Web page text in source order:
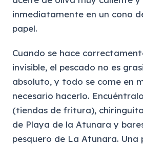
inmediatamente en un cono
papel.
Cuando se hace
invisible, el pescado no es
absoluto, y todo se come en
necesario hacerlo.
(tiendas de fritura),
de Playa de la Atunara y
pesquero de La Atunara. Una